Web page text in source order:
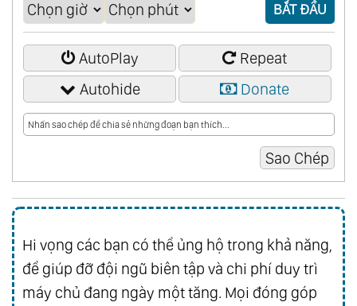
BẮT ĐẦU
AutoPlay
Repeat
Autohide
Donate
Hi vọng các bạn có thể ủng hộ trong khả năng,
để giúp đỡ đội ngũ biên tập và chi phí duy trì
máy chủ đang ngày một tăng. Mọi đóng góp